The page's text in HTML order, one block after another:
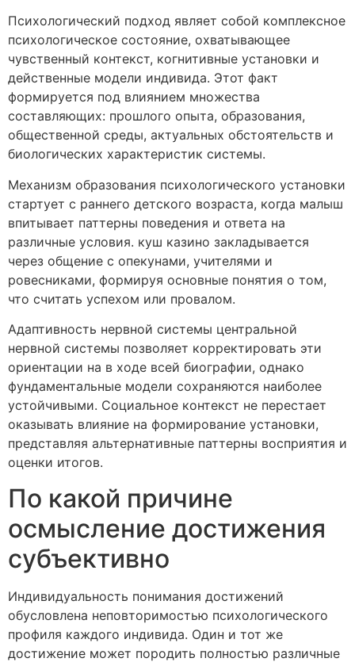
Психологический подход являет собой комплексное
психологическое состояние, охватывающее
чувственный контекст, когнитивные установки и
действенные модели индивида. Этот факт
формируется под влиянием множества
составляющих: прошлого опыта, образования,
общественной среды, актуальных обстоятельств и
биологических характеристик системы.
Механизм образования психологического установки
стартует с раннего детского возраста, когда малыш
впитывает паттерны поведения и ответа на
различные условия. куш казино закладывается
через общение с опекунами, учителями и
ровесниками, формируя основные понятия о том,
что считать успехом или провалом.
Адаптивность нервной системы центральной
нервной системы позволяет корректировать эти
ориентации на в ходе всей биографии, однако
фундаментальные модели сохраняются наиболее
устойчивыми. Социальное контекст не перестает
оказывать влияние на формирование установки,
представляя альтернативные паттерны восприятия и
оценки итогов.
По какой причине
осмысление достижения
субъективно
Индивидуальность понимания достижений
обусловлена неповторимостью психологического
профиля каждого индивида. Один и тот же
достижение может породить полностью различные